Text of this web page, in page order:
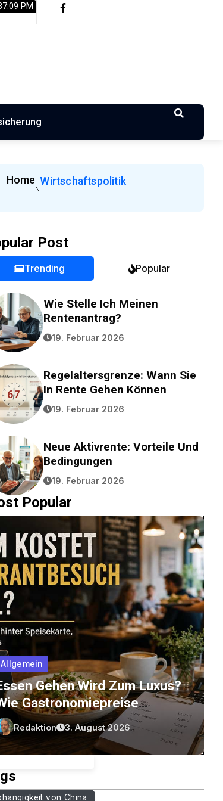
entstehen und worauf…
PM
Home Wirtschaftspolitik
Post
Trending Popular
Wie Stelle Ich Meinen
Rentenantrag?
19. Februar 2026
Regelaltersgrenze: Wann Sie
In Rente Gehen Können
19. Februar 2026
Neue Aktivrente: Vorteile Und
Bedingungen
19. Februar 2026
Popular
Allgemein
Gehen Wird Zum Luxus?
Gastronomiepreise
Und Worauf Gäste
Können
Redaktion 3. August 2026
von China